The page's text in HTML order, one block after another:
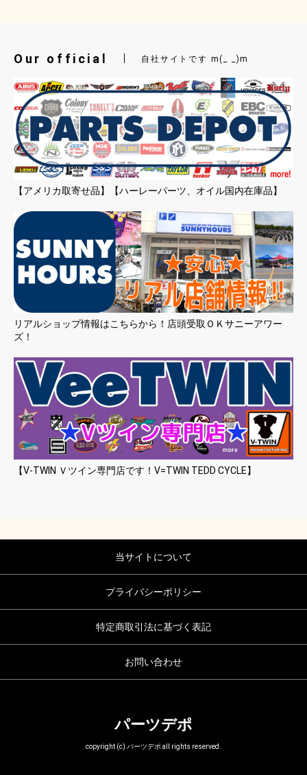
Our official 自社サイトです m(_ _)m
【アメリカ取寄せ品】【ハーレーパーツ、オイル国内在庫品】
リアルショップ情報はこちらから！店頭受取ＯＫサニーアワー
ズ！
【V-TWIN Ｖツイン専門店です！V=TWIN TEDD CYCLE】
当サイトについて
プライバシーポリシー
特定商取引法に基づく表記
お問い合わせ
パーツデポ
copyright (c) パーツデポ all rights reserved.